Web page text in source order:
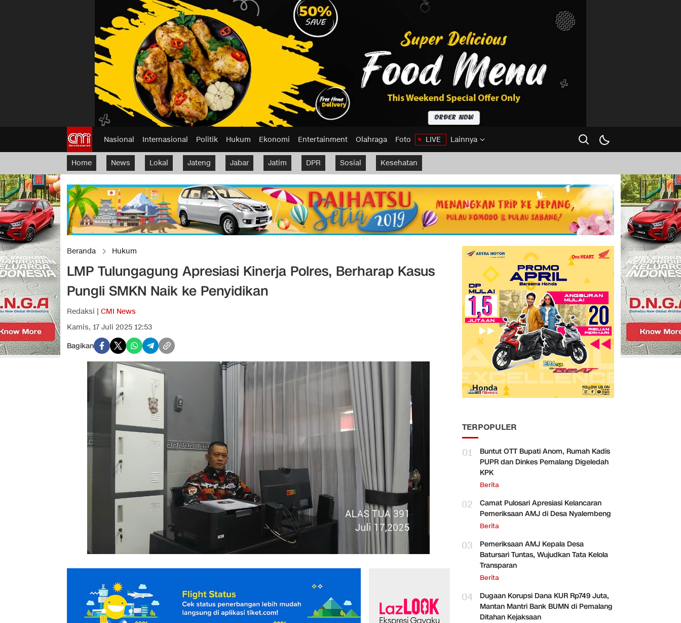
Nasional Internasional Politik Hukum Ekonomi Entertainment Olahraga Foto LIVE Lainnya
Home News Lokal Jateng Jabar Jatim DPR Sosial Kesehatan
Beranda Hukum
LMP Tulungagung Apresiasi Kinerja Polres, Berharap Kasus
Pungli SMKN Naik ke Penyidikan
Redaksi | CMI News
Kamis, 17 Juli 2025 12:53
Bagikan
TERPOPULER
01
Buntut OTT Bupati Anom, Rumah Kadis
PUPR dan Dinkes Pemalang Digeledah
KPK
Berita
02
Camat Pulosari Apresiasi Kelancaran
Pemeriksaan AMJ di Desa Nyalembeng
Berita
03
Pemeriksaan AMJ Kepala Desa
Batursari Tuntas, Wujudkan Tata Kelola
Transparan
Berita
04
Dugaan Korupsi Dana KUR Rp749 Juta,
Mantan Mantri Bank BUMN di Pemalang
Ditahan Kejaksaan